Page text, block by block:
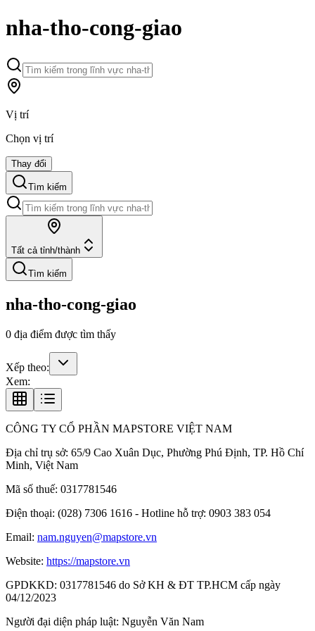
nha-tho-cong-giao
Vị trí
Chọn vị trí
Thay đổi
Tìm kiếm
Tất cả tỉnh/thành
Tìm kiếm
nha-tho-cong-giao
0 địa điểm được tìm thấy
Xếp theo:
Xem:
CÔNG TY CỔ PHẦN MAPSTORE VIỆT NAM
Địa chỉ trụ sở: 65/9 Cao Xuân Dục, Phường Phú Định, TP. Hồ Chí
Minh, Việt Nam
Mã số thuế: 0317781546
Điện thoại: (028) 7306 1616 - Hotline hỗ trợ: 0903 383 054
Email: nam.nguyen@mapstore.vn
Website: https://mapstore.vn
GPDKKD: 0317781546 do Sở KH & ĐT TP.HCM cấp ngày
04/12/2023
Người đại diện pháp luật: Nguyễn Văn Nam